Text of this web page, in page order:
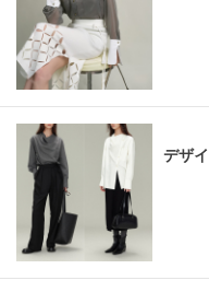
デザ